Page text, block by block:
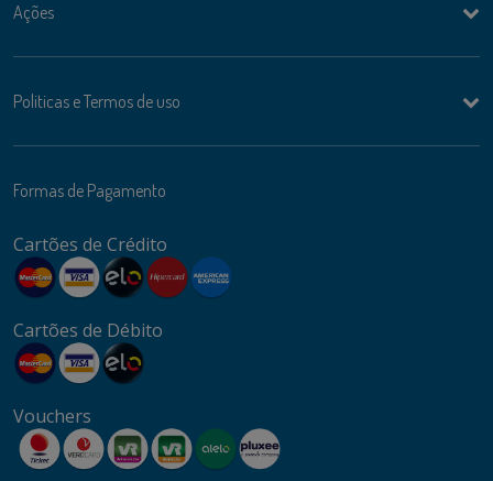
Ações
Politicas e Termos de uso
Formas de Pagamento
Cartões de Crédito
Cartões de Débito
Vouchers